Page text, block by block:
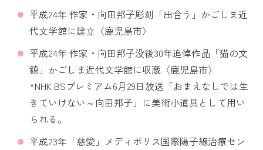
平成24年 作家・向田邦子彫刻「出合う」かごしま近
代文学館に建立〈鹿児島市〉
平成24年 作家・向田邦子没後30年追悼作品「猫の文
鎮」かごしま近代文学館に収蔵〈鹿児島市〉
*NHK BSプレミアム6月29日放送「おまえなしでは生
きていけない～向田邦子」に美術小道具として用い
られる。
平成23年「慈愛」メディポリス国際陽子線治療セン